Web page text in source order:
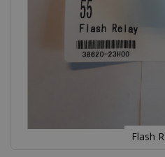
Flash